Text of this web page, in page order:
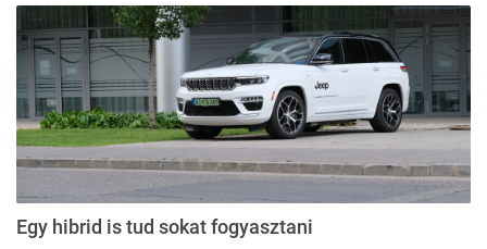
Egy hibrid is tud sokat fogyasztani